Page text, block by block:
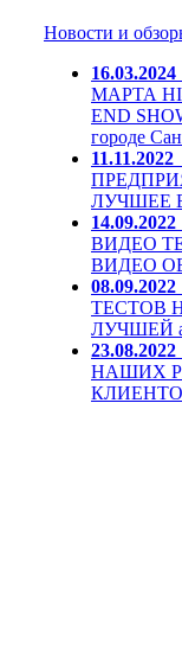
Новости и
16.03.2024
МАРТА
END
городе
11.11.2022
ЛУЧШЕЕ
14.09.2022
ВИДЕО
ВИДЕО
08.09.2022
ТЕСТОВ
ЛУЧШЕЙ
23.08.2022
НАШИХ